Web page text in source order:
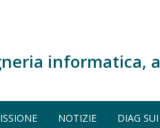
informatica,
NOTIZIE DIAG